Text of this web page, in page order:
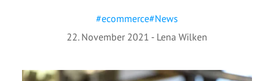
#ecommerce#News
22. November 2021 - Lena Wilken